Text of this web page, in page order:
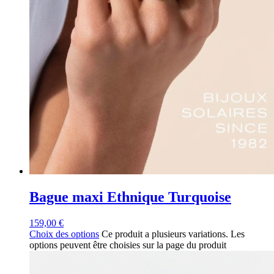
Bague maxi Ethnique Turquoise
159,00 €
Choix des options Ce produit a plusieurs variations. Les
options peuvent être choisies sur la page du produit